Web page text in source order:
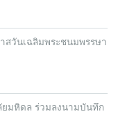
สวันเฉลิมพระชนมพรรษา
มหิดล ร่วมลงนามบันทึก